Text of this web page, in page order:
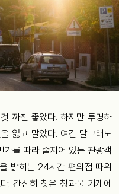
까진 좋았다. 하지만 투명하
잃고 말았다. 여긴 말그래도
가를 따라 줄지어 있는 관광객
밝히는 24시간 편의점 따위
. 간신히 찾은 청과물 가게에